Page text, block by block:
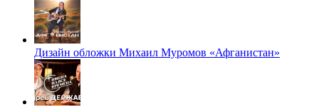
Дизайн обложки Михаил Муромов «Афганистан»